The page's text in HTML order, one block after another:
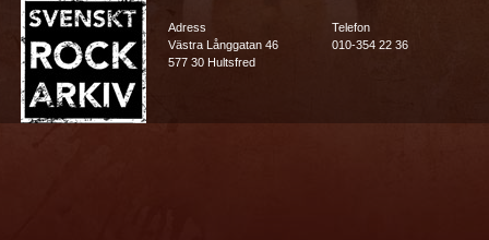
Adress
Västra Långgatan 46
577 30 Hultsfred
Telefon
010-354 22 36